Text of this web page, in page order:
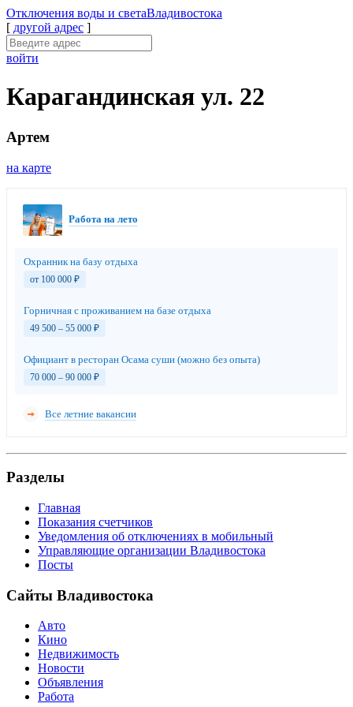
Отключения воды и светаВладивостока
[ другой адрес ]
войти
Карагандинская ул. 22
Артем
на карте
Работа на лето
Охранник на базу отдыха
от 100 000 ₽
Горничная с проживанием на базе отдыха
49 500 – 55 000 ₽
Официант в ресторан Осама суши (можно без опыта)
70 000 – 90 000 ₽
Все летние вакансии
Разделы
Главная
Показания счетчиков
Уведомления об отключениях в мобильный
Управляющие организации Владивостока
Посты
Сайты Владивостока
Авто
Кино
Недвижимость
Новости
Объявления
Работа